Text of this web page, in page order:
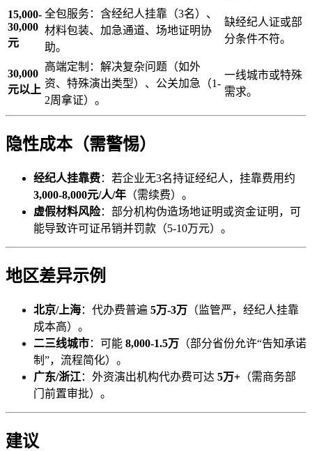
15,000-
30,000
元
全包服务：含经纪人挂靠（3名）、
材料包装、加急通道、场地证明协
助。
缺经纪人证或部
分条件不符。
30,000
元以上
高端定制：解决复杂问题（如外
资、特殊演出类型）、公关加急（1-
2周拿证）。
一线城市或特殊
需求。
隐性成本（需警惕）
经纪人挂靠费：若企业无3名持证经纪人，挂靠费用约
3,000-8,000元/人/年 （需续费）。
虚假材料风险：部分机构伪造场地证明或资金证明，可
能导致许可证吊销并罚款（5-10万元）。
地区差异示例
北京/上海：代办费普遍 5万-3万 （监管严，经纪人挂靠
成本高）。
二三线城市：可能 8,000-1.5万 （部分省份允许“告知承诺
制”，流程简化）。
广东/浙江：外资演出机构代办费可达 5万+ （需商务部
门前置审批）。
建议